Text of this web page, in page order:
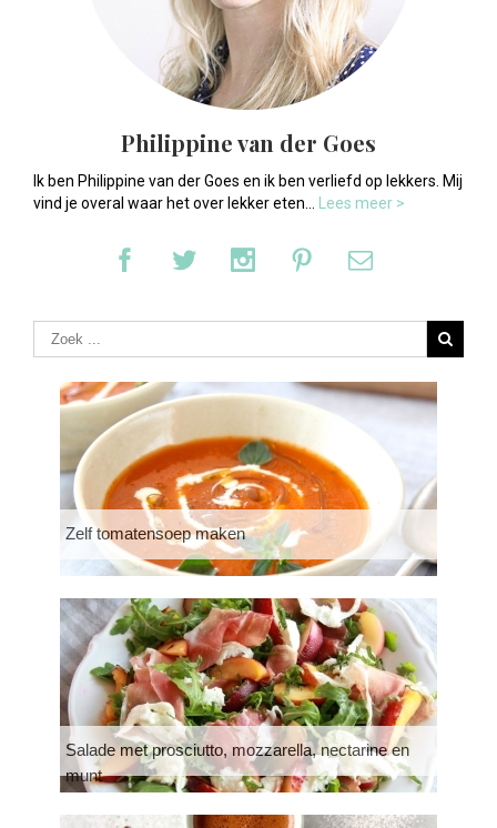
Philippine van der Goes
Ik ben Philippine van der Goes en ik ben verliefd op lekkers. Mij
vind je overal waar het over lekker eten...
Lees meer >
Zelf tomatensoep maken
Salade met prosciutto, mozzarella, nectarine en
munt